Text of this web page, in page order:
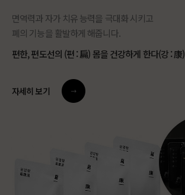
면역력과 자가 치유 능력을 극대화 시키고
폐의 기능을 활발하게 해줍니다.
편한, 편도선의 (편 : 扁) 몸을 건강하게 한다(강 : 康)
자세히 보기